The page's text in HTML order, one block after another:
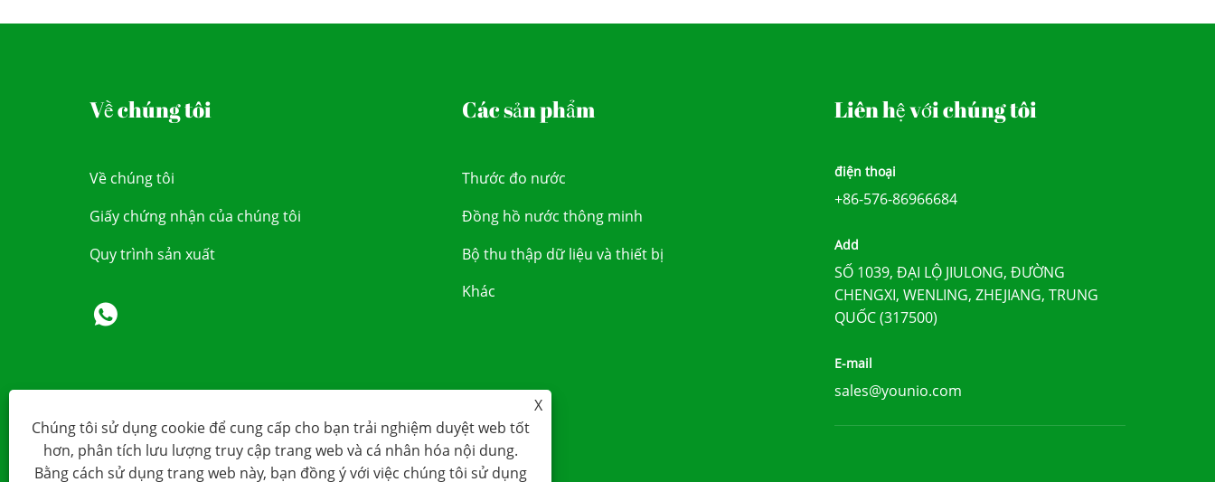
Về chúng tôi
Về chúng tôi
Giấy chứng nhận của chúng tôi
Quy trình sản xuất
Các sản phẩm
Thước đo nước
Đồng hồ nước thông minh
Bộ thu thập dữ liệu và thiết bị
Khác
Liên hệ với chúng tôi
điện thoại
+86-576-86966684
Add
SỐ 1039, ĐẠI LỘ JIULONG, ĐƯỜNG
CHENGXI, WENLING, ZHEJIANG, TRUNG
QUỐC (317500)
E-mail
sales@younio.com
X
Chúng tôi sử dụng cookie để cung cấp cho bạn trải nghiệm duyệt web tốt
hơn, phân tích lưu lượng truy cập trang web và cá nhân hóa nội dung.
Bằng cách sử dụng trang web này, bạn đồng ý với việc chúng tôi sử dụng